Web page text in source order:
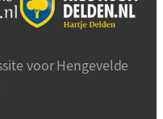
voor Hengevelde